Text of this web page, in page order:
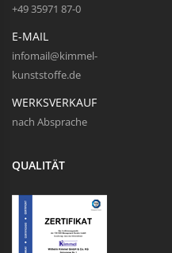
+49 35971 87-0
E-MAIL
infomail@kimmel-
kunststoffe.de
WERKSVERKAUF
nach Absprache
QUALITÄT